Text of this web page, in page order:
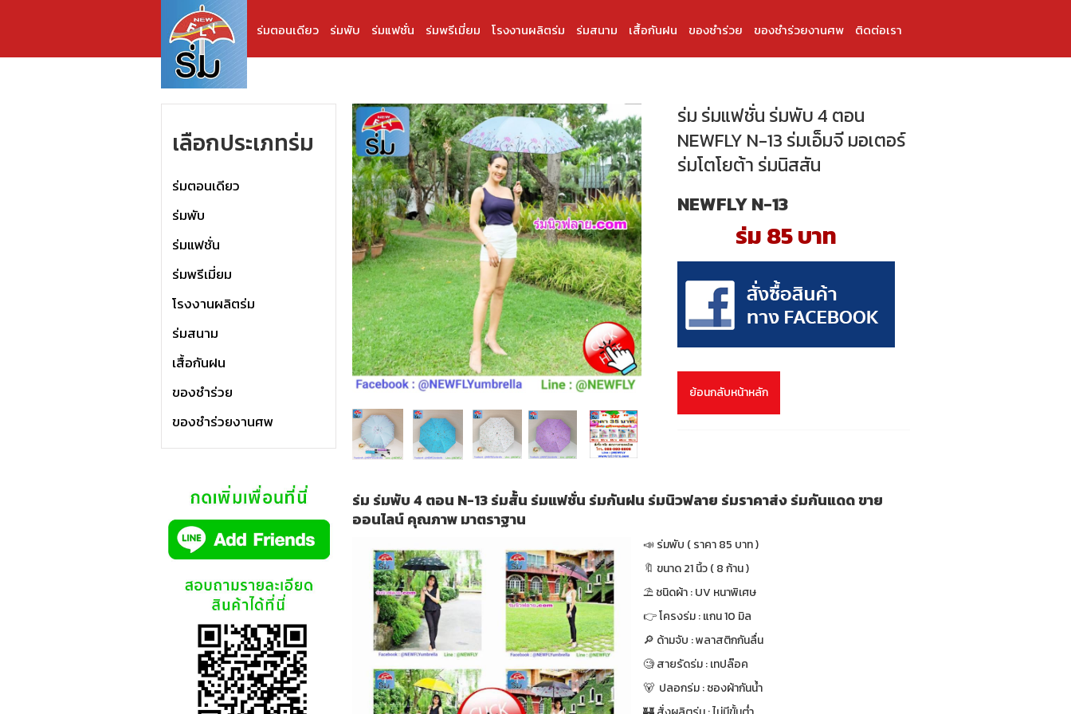
ร่มตอนเดียว ร่มพับ ร่มแฟชั่น ร่มพรีเมี่ยม โรงงานผลิตร่ม ร่มสนาม เสื้อกันฝน ของชำร่วย ของชำร่วยงานศพ ติดต่อเรา
เลือกประเภทร่ม
ร่มตอนเดียว
ร่มพับ
ร่มแฟชั่น
ร่มพรีเมี่ยม
โรงงานผลิตร่ม
ร่มสนาม
เสื้อกันฝน
ของชำร่วย
ของชำร่วยงานศพ
ร่ม ร่มแฟชั่น ร่มพับ 4 ตอน
NEWFLY N-13 ร่มเอ็มจี มอเตอร์
ร่มโตโยต้า ร่มนิสสัน
NEWFLY N-13
ร่ม 85 บาท
ย้อนกลับหน้าหลัก
ร่ม ร่มพับ 4 ตอน N-13 ร่มสั้น ร่มแฟชั่น ร่มกันฝน ร่มนิวฟลาย ร่มราคาส่ง ร่มกันแดด ขาย
ออนไลน์ คุณภาพ มาตราฐาน
📣 ร่มพับ ( ราคา 85 บาท )
🔖 ขนาด 21 นิ้ว ( 8 ก้าน )
⛱ ชนิดผ้า : UV หนาพิเศษ
👉 โครงร่ม : แกน 10 มิล
🔎 ด้ามจับ : พลาสติกกันลื่น
🧐 สายรัดร่ม : เทปล๊อค
🐻 ปลอกร่ม : ซองผ้ากันน้ำ